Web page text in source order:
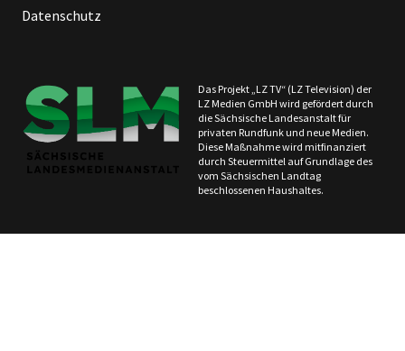
Datenschutz
Das Projekt „LZ TV“ (LZ Television) der
LZ Medien GmbH wird gefördert durch
die Sächsische Landesanstalt für
privaten Rundfunk und neue Medien.
Diese Maßnahme wird mitfinanziert
durch Steuermittel auf Grundlage des
vom Sächsischen Landtag
beschlossenen Haushaltes.